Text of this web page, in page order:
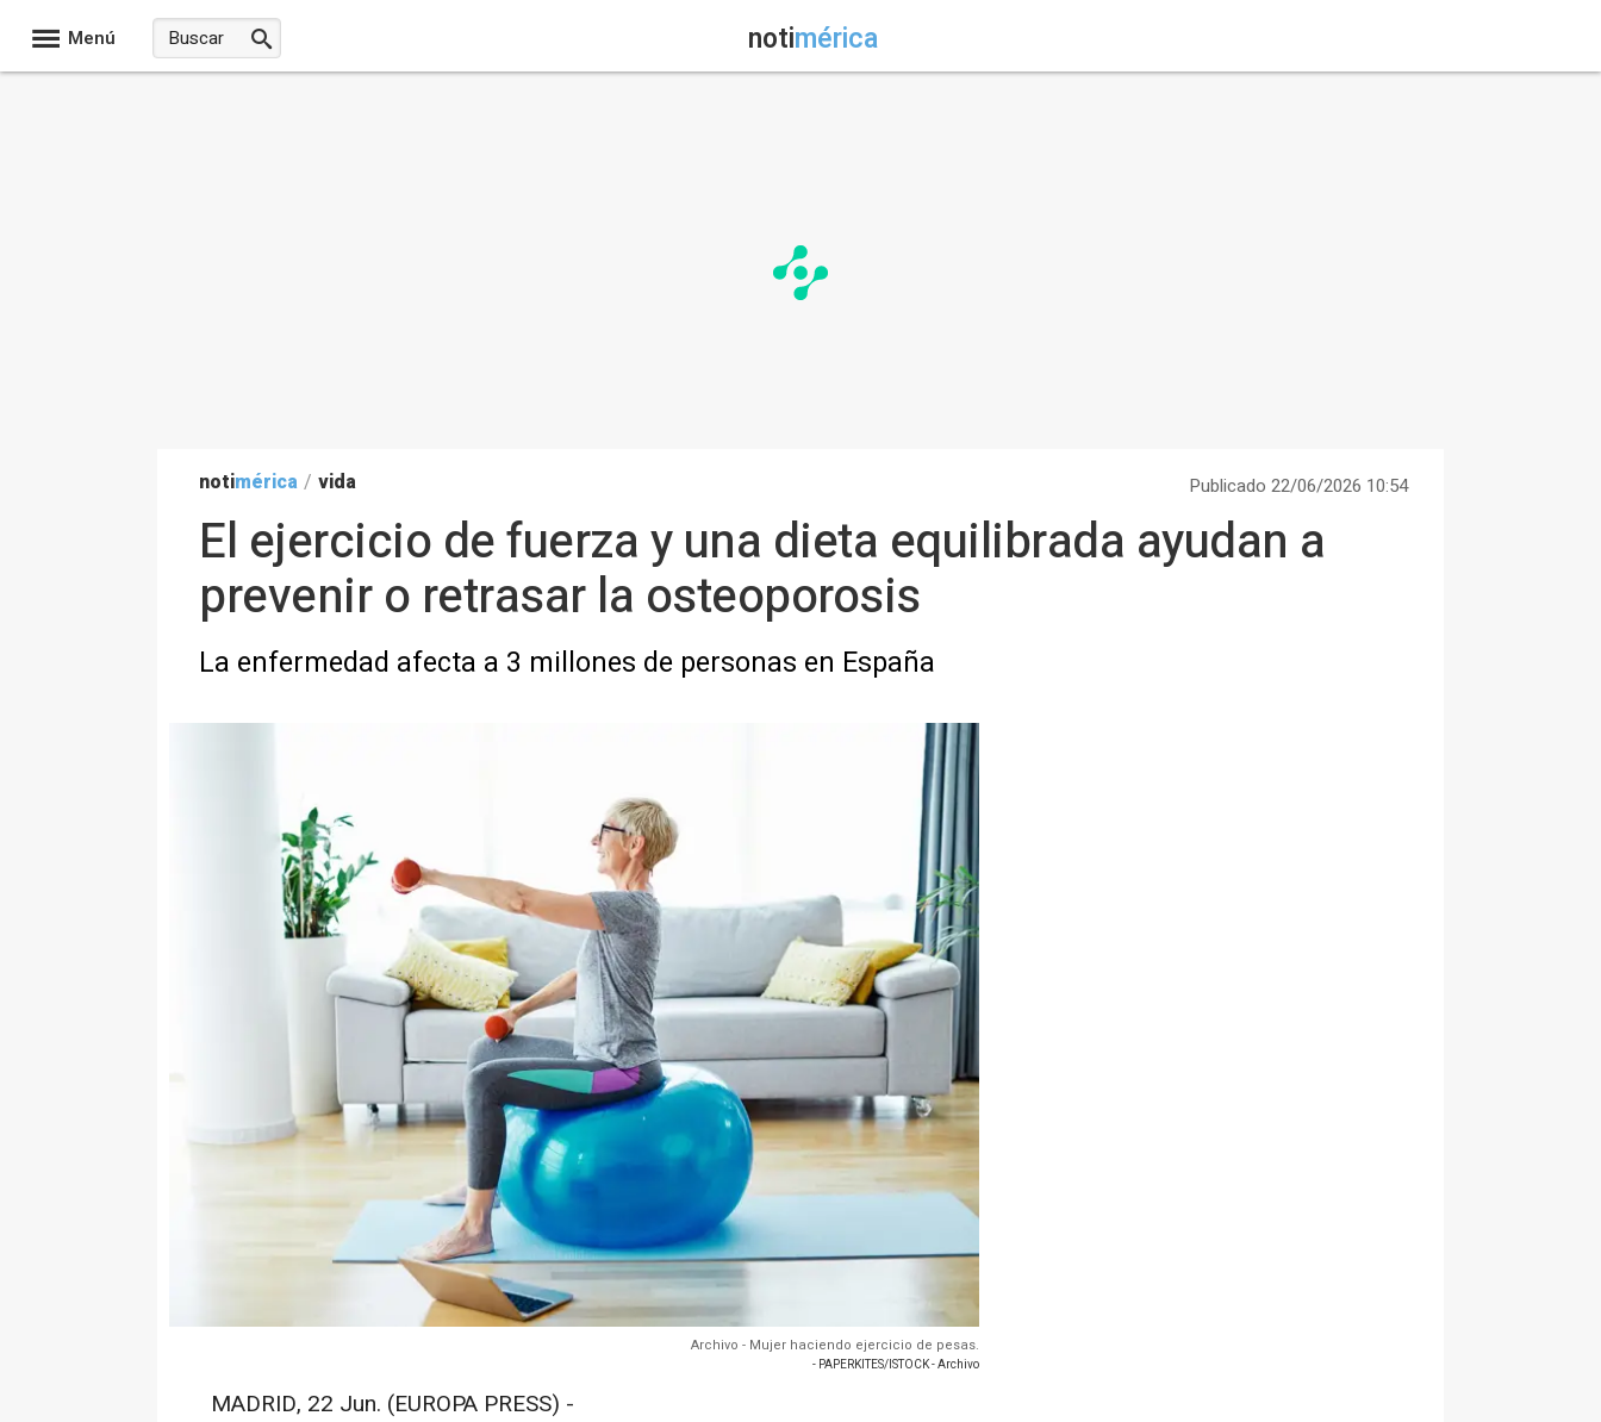
Menú notimérica
notimérica / vida Publicado 22/06/2026 10:54
El ejercicio de fuerza y una dieta equilibrada ayudan a
prevenir o retrasar la osteoporosis
La enfermedad afecta a 3 millones de personas en España
Archivo - Mujer haciendo ejercicio de pesas.
- PAPERKITES/ISTOCK - Archivo
MADRID, 22 Jun. (EUROPA PRESS) -